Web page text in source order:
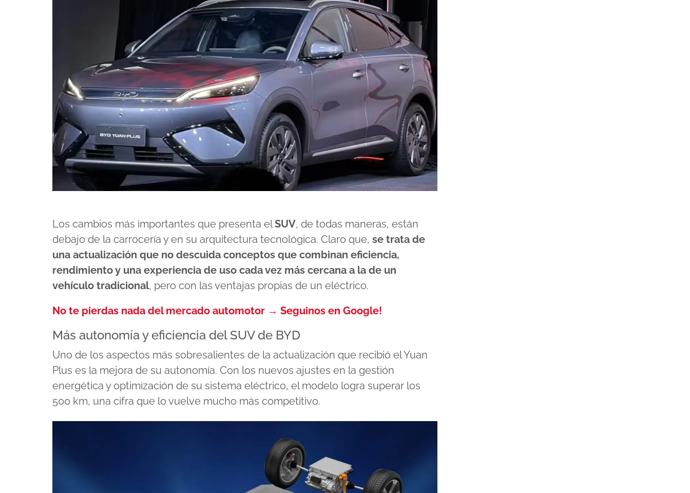
Los cambios más importantes que presenta elSUV, de todas maneras, están
debajo de la carrocería y en su arquitectura tecnológica. Claro que, se trata de
una actualización que no descuida conceptos que combinan eficiencia,
rendimiento y una experiencia de uso cada vez más cercana a la de un
vehículo tradicional, pero con las ventajas propias de un eléctrico.
No te pierdas nada del mercado automotor → Seguinos en Google!
Más autonomía y eficiencia del SUV de BYD
Uno de los aspectos más sobresalientes de la actualización que recibió el Yuan
Plus es la mejora de su autonomía. Con los nuevos ajustes en la gestión
energética y optimización de su sistema eléctrico, el modelo logra superar los
500 km, una cifra que lo vuelve mucho más competitivo.